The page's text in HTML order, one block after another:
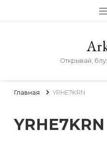
Открывай,
Главная YRHE7KRN
YRHE7KRN